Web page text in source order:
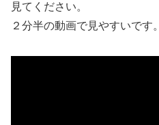
見てください。
２分半の動画で見やすいです。